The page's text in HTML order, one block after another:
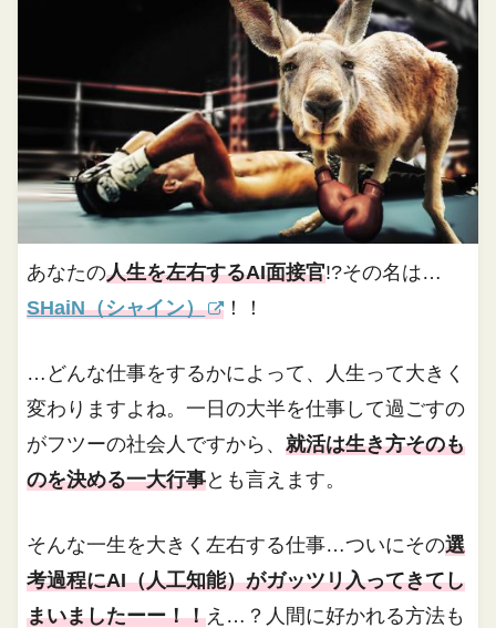
あなたの人生を左右するAI面接官!?その名は…
SHaiN（シャイン）
！！
…どんな仕事をするかによって、人生って大きく
変わりますよね。一日の大半を仕事して過ごすの
がフツーの社会人ですから、就活は生き方そのも
のを決める一大行事とも言えます。
そんな一生を大きく左右する仕事…ついにその選
考過程にAI（人工知能）がガッツリ入ってきてし
まいましたーー！！え…？人間に好かれる方法も